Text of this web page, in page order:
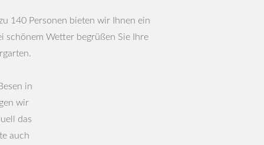
140 Personen bieten wir Ihnen ein
schönem Wetter begrüßen Sie Ihre
in
wir
das
auch